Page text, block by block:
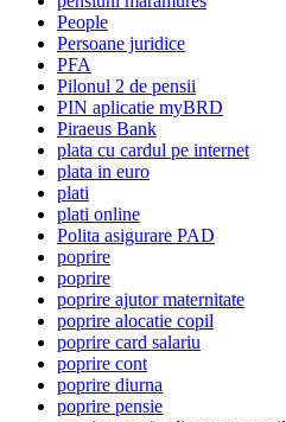
People
Persoane juridice
PFA
Pilonul 2 de pensii
PIN aplicatie myBRD
Piraeus Bank
plata cu cardul pe internet
plata in euro
plati
plati online
Polita asigurare PAD
poprire
poprire
poprire ajutor maternitate
poprire alocatie copil
poprire card salariu
poprire cont
poprire diurna
poprire pensie